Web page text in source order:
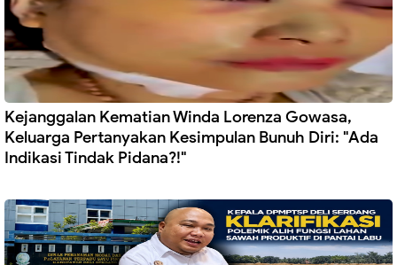
Kejanggalan Kematian Winda Lorenza Gowasa,
Keluarga Pertanyakan Kesimpulan Bunuh Diri: "Ada
Indikasi Tindak Pidana?!"